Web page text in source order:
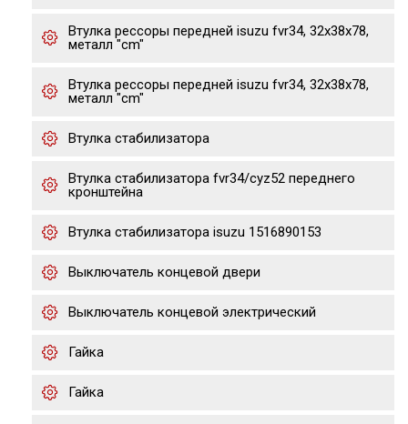
Втулка рессоры передней isuzu fvr34, 32x38x78,
металл "cm"
Втулка рессоры передней isuzu fvr34, 32x38x78,
металл "cm"
Втулка стабилизатора
Втулка стабилизатора fvr34/cyz52 переднего
кронштейна
Втулка стабилизатора isuzu 1516890153
Выключатель концевой двери
Выключатель концевой электрический
Гайка
Гайка